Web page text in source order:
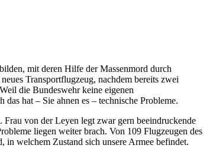
mit deren Hilfe der Massenmord durch
Transportflugzeug, nachdem bereits zwei
die Bundeswehr keine eigenen
hat – Sie ahnen es – technische Probleme.
Frau von der Leyen legt zwar gern beeindruckende
liegen weiter brach. Von 109 Flugzeugen des
welchem Zustand sich unsere Armee befindet.